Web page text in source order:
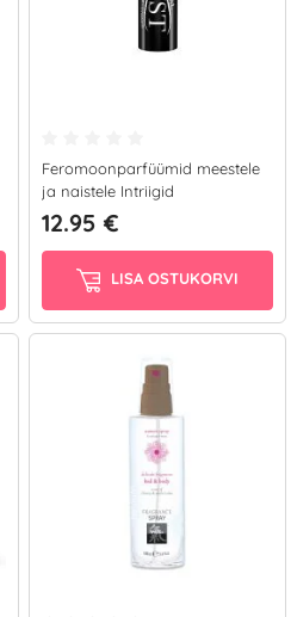
Feromoonparfüümid meestele
ja naistele Intriigid
12.95 €
LISA OSTUKORVI